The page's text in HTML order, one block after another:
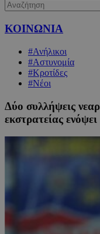
ΚΟΙΝΩΝΙΑ
#Ανήλικοι
#Αστυνομία
#Κροτίδες
#Νέοι
Δύο συλλήψεις
εκστρατείας